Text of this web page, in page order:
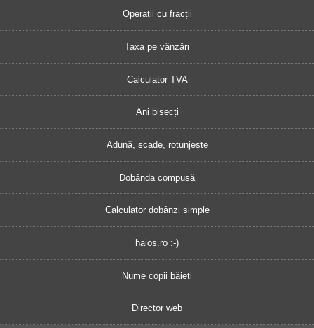
Operații cu fracții
Taxa pe vânzări
Calculator TVA
Ani bisecți
Adună, scade, rotunjește
Dobânda compusă
Calculator dobânzi simple
haios.ro :-)
Nume copii băieți
Director web